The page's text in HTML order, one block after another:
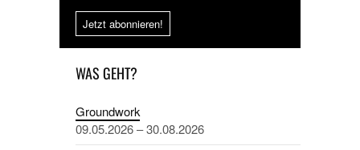
Jetzt abonnieren!
WAS GEHT?
Groundwork
09.05.2026 – 30.08.2026